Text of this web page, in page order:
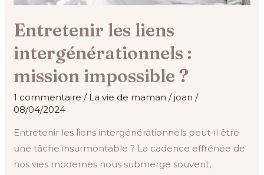
Entretenir les liens
intergénérationnels :
mission impossible ?
1 commentaire / La vie de maman /joan/
08/04/2024
Entretenir les liens intergénérationnels peut-il être
une tâche insurmontable ? La cadence effrénée de
nos vies modernes nous submerge souvent,